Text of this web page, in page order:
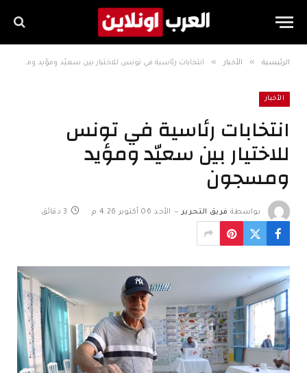
الرئيسية » الأخبار » انتخابات رئاسية في تونس للاختيار بين سعيّد ومؤيد ومسجون
الأخبار
انتخابات رئاسية في تونس
للاختيار بين سعيّد ومؤيد
ومسجون
بواسطة فريق التحرير الأحد 06 أكتوبر 4:26 م 3 دقائق